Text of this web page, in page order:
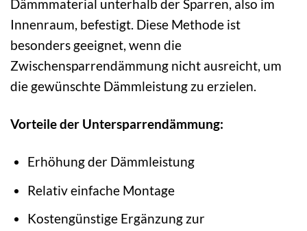
Dämmmaterial unterhalb der Sparren, also im
Innenraum, befestigt. Diese Methode ist
besonders geeignet, wenn die
Zwischensparrendämmung nicht ausreicht, um
die gewünschte Dämmleistung zu erzielen.
Vorteile der Untersparrendämmung:
Erhöhung der Dämmleistung
Relativ einfache Montage
Kostengünstige Ergänzung zur